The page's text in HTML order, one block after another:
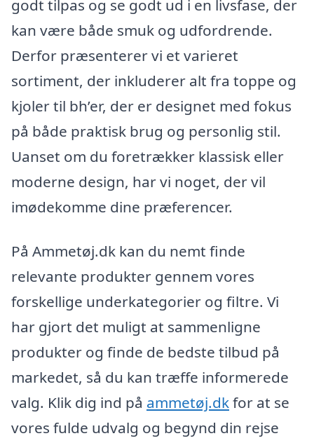
godt tilpas og se godt ud i en livsfase, der
kan være både smuk og udfordrende.
Derfor præsenterer vi et varieret
sortiment, der inkluderer alt fra toppe og
kjoler til bh’er, der er designet med fokus
på både praktisk brug og personlig stil.
Uanset om du foretrækker klassisk eller
moderne design, har vi noget, der vil
imødekomme dine præferencer.
På Ammetøj.dk kan du nemt finde
relevante produkter gennem vores
forskellige underkategorier og filtre. Vi
har gjort det muligt at sammenligne
produkter og finde de bedste tilbud på
markedet, så du kan træffe informerede
valg. Klik dig ind på ammetøj.dkfor at se
vores fulde udvalg og begynd din rejse